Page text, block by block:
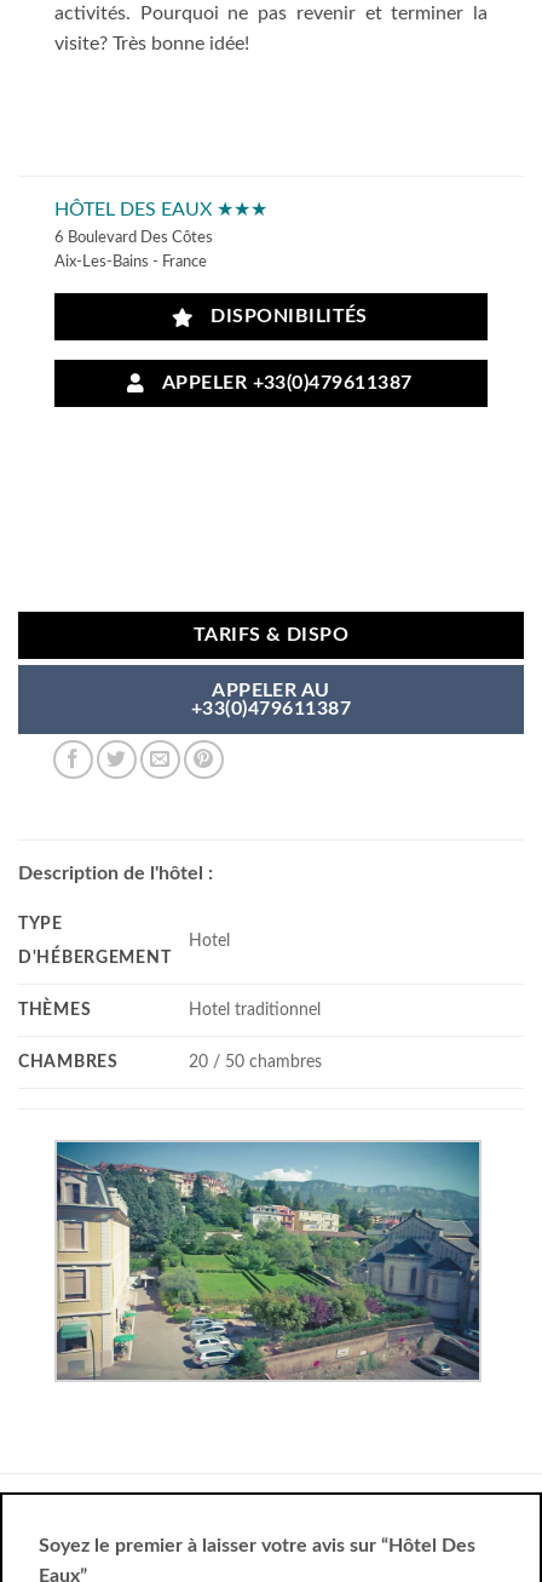
activités. Pourquoi ne pas revenir et terminer la
visite? Très bonne idée!
HÔTEL DES EAUX ★★★
6 Boulevard Des Côtes
Aix-Les-Bains - France
DISPONIBILITÉS
APPELER +33(0)479611387
TARIFS & DISPO
APPELER AU
+33(0)479611387
Description de l'hôtel :
TYPE
D'HÉBERGEMENT
Hotel
THÈMES Hotel traditionnel
CHAMBRES 20 / 50 chambres
Soyez le premier à laisser votre avis sur “Hôtel Des
Eaux”